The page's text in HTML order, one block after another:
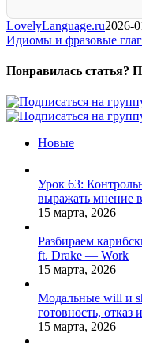
LovelyLanguage.ru2026-
Идиомы и фразовые
Понравилась статья?
Facebook
X
Pinterest
Vk
Новые
Урок 63:
выражать мнение
15 марта, 2026
Разбираем
ft. Drake — Work
15 марта, 2026
Модальные will и
готовность, отказ
15 марта, 2026